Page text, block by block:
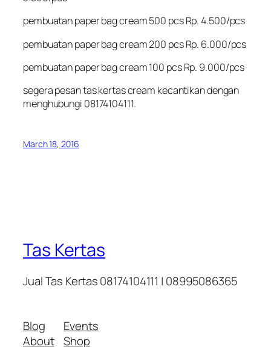
pembuatan paper bag cream 500 pcs Rp. 4.500/pcs
pembuatan paper bag cream 200 pcs Rp. 6.000/pcs
pembuatan paper bag cream 100 pcs Rp. 9.000/pcs
segera pesan tas kertas cream kecantikan dengan
menghubungi 08174104111.
March 18, 2016
Tas Kertas
Jual Tas Kertas 08174104111 | 08995086365
Blog
About
Events
Shop